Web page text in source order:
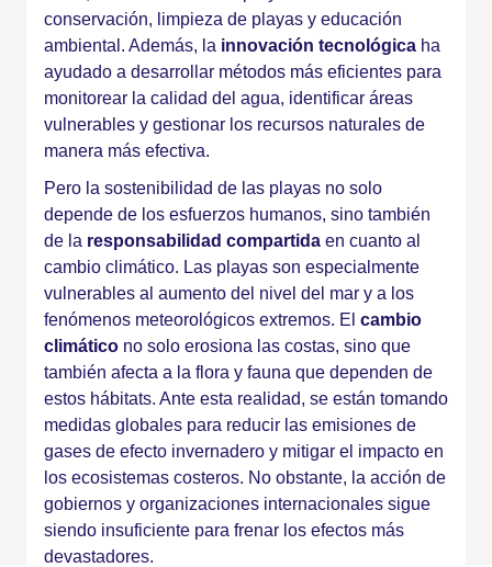
conservación, limpieza de playas y educación
ambiental. Además, la innovación tecnológica ha
ayudado a desarrollar métodos más eficientes para
monitorear la calidad del agua, identificar áreas
vulnerables y gestionar los recursos naturales de
manera más efectiva.
Pero la sostenibilidad de las playas no solo
depende de los esfuerzos humanos, sino también
de la responsabilidad compartida en cuanto al
cambio climático. Las playas son especialmente
vulnerables al aumento del nivel del mar y a los
fenómenos meteorológicos extremos. El cambio
climático no solo erosiona las costas, sino que
también afecta a la flora y fauna que dependen de
estos hábitats. Ante esta realidad, se están tomando
medidas globales para reducir las emisiones de
gases de efecto invernadero y mitigar el impacto en
los ecosistemas costeros. No obstante, la acción de
gobiernos y organizaciones internacionales sigue
siendo insuficiente para frenar los efectos más
devastadores.